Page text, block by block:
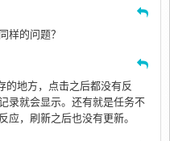
样的问题？
的地方，点击之后都没有反
录就会显示。还有就是任务不
，刷新之后也没有更新。